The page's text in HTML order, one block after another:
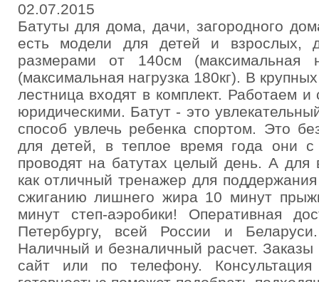
02.07.2015
Батуты для дома, дачи, загородного
есть модели для детей и взрослых,
размерами от 140см (максимальная
(максимальная нагрузка 180кг). В
лестница входят в комплект. Работаем
юридическими. Батут - это
способ увлечь ребенка спортом. Это
для детей, в теплое время года они с
проводят на батутах целый день. А для
как отличный тренажер для
сжиганию лишнего жира 10 минут
минут степ-аэробики! Оперативная
Петербургу, всей России и
Наличный и безналичный расчет.
сайт или по телефону.